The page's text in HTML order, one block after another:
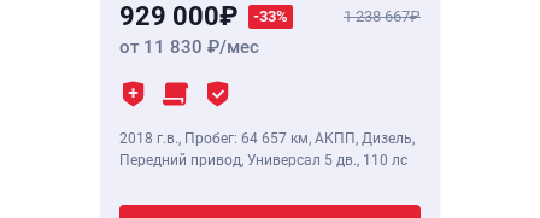
929 000 -33% 1 238 667
от 11 830 /мес
2018 г.в., Пробег: 64 657 км, АКПП, Дизель,
Передний привод, Универсал 5 дв., 110 лс